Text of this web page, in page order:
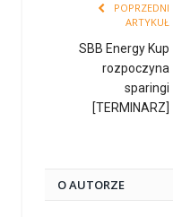
POPRZEDNI
ARTYKUŁ
SBB Energy Kup
rozpoczyna
sparingi
[TERMINARZ]
O AUTORZE